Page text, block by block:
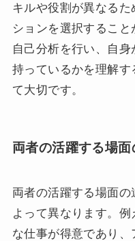
キルや役割が異なる
ションを選択するこ
自己分析を行い、自
持っているかを理解
て大切です。
両者の活躍する場面
両者の活躍する場面
よって異なります。
な仕事が得意であり